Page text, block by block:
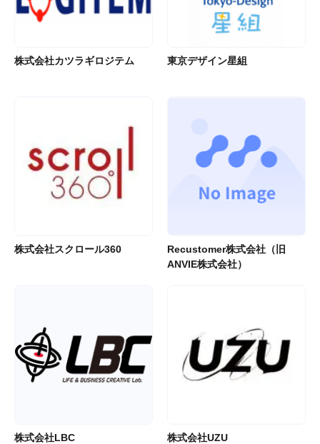
株式会社カツラギロジテム 東京デザイン星組
株式会社スクロール360
Recustomer株式会社（旧
ANVIE株式会社）
株式会社LBC 株式会社UZU